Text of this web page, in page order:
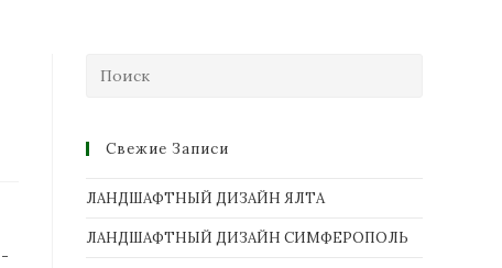
Свежие Записи
ЛАНДШАФТНЫЙ ДИЗАЙН ЯЛТА
ЛАНДШАФТНЫЙ ДИЗАЙН СИМФЕРОПОЛЬ